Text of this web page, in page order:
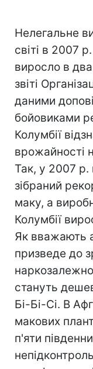
Нелегальне
світі в 2007
виросло в
звіті
даними
бойовиками
Колумбії
врожайності
Так, у 2007 р.
зібраний
маку, а
Колумбії
Як вважають
призведе до
стануть
Бі-Бі-Сі. В
макових
п'яти